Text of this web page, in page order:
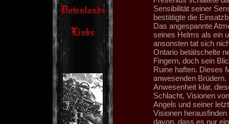
Sensibilität seiner
bestätigte die
Das angespannte
seines Helms als ein
ansonsten tat sich
Ontario betätschelte
Fingern, doch sein
Ruine haften. Dieses
anwesenden
Anwesenheit klar,
Schlacht, Visionen
Angels und seiner
Visionen
davon, dass es nur